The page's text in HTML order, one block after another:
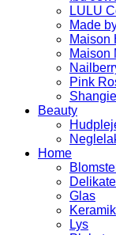
LULU
Made
Maison
Maison
Pink
Beauty
Home
Glas
Keramik
Lys